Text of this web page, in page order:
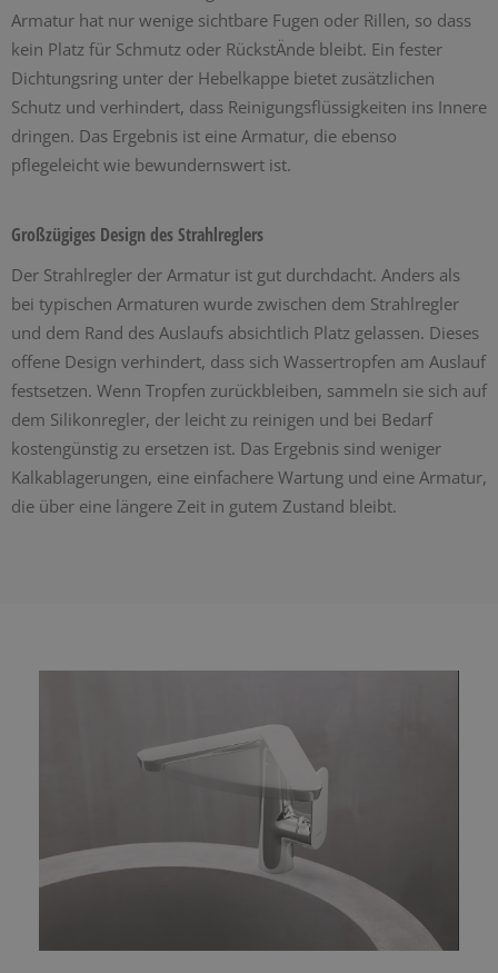
Armatur hat nur wenige sichtbare Fugen oder Rillen, so dass
kein Platz für Schmutz oder RückstÄnde bleibt. Ein fester
Dichtungsring unter der Hebelkappe bietet zusätzlichen
Schutz und verhindert, dass Reinigungsflüssigkeiten ins Innere
dringen. Das Ergebnis ist eine Armatur, die ebenso
pflegeleicht wie bewundernswert ist.
Großzügiges Design des Strahlreglers
Der Strahlregler der Armatur ist gut durchdacht. Anders als
bei typischen Armaturen wurde zwischen dem Strahlregler
und dem Rand des Auslaufs absichtlich Platz gelassen. Dieses
offene Design verhindert, dass sich Wassertropfen am Auslauf
festsetzen. Wenn Tropfen zurückbleiben, sammeln sie sich auf
dem Silikonregler, der leicht zu reinigen und bei Bedarf
kostengünstig zu ersetzen ist. Das Ergebnis sind weniger
Kalkablagerungen, eine einfachere Wartung und eine Armatur,
die über eine längere Zeit in gutem Zustand bleibt.